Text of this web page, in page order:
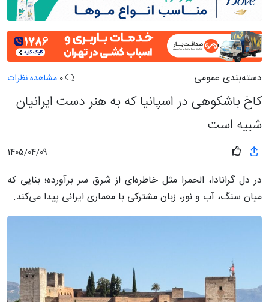
دسته‌بندی عمومی مشاهده نظرات
کاخ باشکوهی در اسپانیا که به هنر دست ایرانیان
شبیه است
1405/04/09
در دل گرانادا، الحمرا مثل خاطره‌ای از شرق سر برآورده؛ بنایی که
میان سنگ، آب و نور، زبان مشترکی با معماری ایرانی پیدا می‌کند.